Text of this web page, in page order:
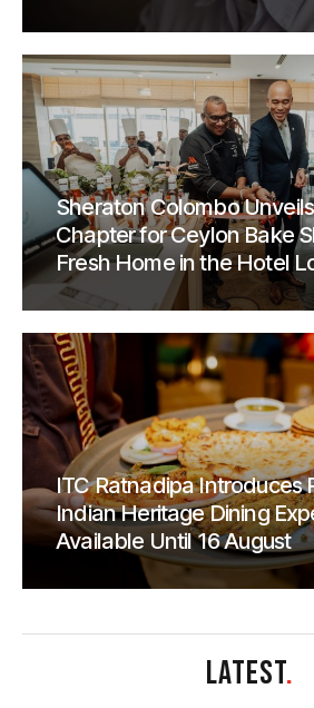
Sheraton Colombo
Chapter for Ceylon Bake
Fresh Home in the Hotel
ITC Ratnadipa Introduces
Indian Heritage Dining
Available Until 16 August
LATEST.